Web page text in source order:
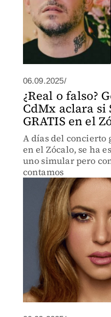
06.09.2025/
¿Real o falso?
CdMx aclara si
GRATIS en el
A días del concierto
en el Zócalo, se ha
uno simular pero
contamos